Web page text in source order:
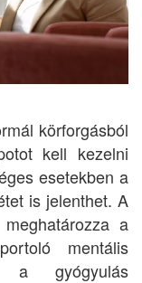
körforgásból
kell kezelni
esetekben a
is jelenthet. A
a
mentális
a gyógyulás